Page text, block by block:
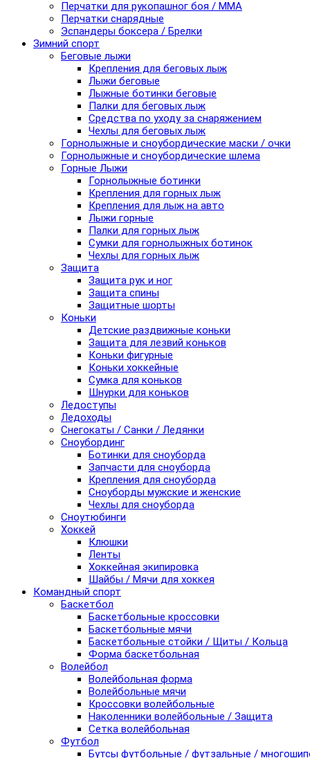
Перчатки для рукопашног боя / ММА
Перчатки снарядные
Эспандеры боксера / Брелки
Зимний спорт
Беговые лыжи
Крепления для беговых лыж
Лыжи беговые
Лыжные ботинки беговые
Палки для беговых лыж
Средства по уходу за снаряжением
Чехлы для беговых лыж
Горнолыжные и сноубордические маски / очки
Горнолыжные и сноубордические шлема
Горные Лыжи
Горнолыжные ботинки
Крепления для горных лыж
Крепления для лыж на авто
Лыжи горные
Палки для горных лыж
Сумки для горнолыжных ботинок
Чехлы для горных лыж
Защита
Защита рук и ног
Защита спины
Защитные шорты
Коньки
Детские раздвижные коньки
Защита для лезвий коньков
Коньки фигурные
Коньки хоккейные
Сумка для коньков
Шнурки для коньков
Ледоступы
Ледоходы
Снегокаты / Санки / Ледянки
Сноубординг
Ботинки для сноуборда
Запчасти для сноуборда
Крепления для сноуборда
Сноуборды мужские и женские
Чехлы для сноуборда
Сноутюбинги
Хоккей
Клюшки
Ленты
Хоккейная экипировка
Шайбы / Мячи для хоккея
Командный спорт
Баскетбол
Баскетбольные кроссовки
Баскетбольные мячи
Баскетбольные стойки / Щиты / Кольца
Форма баскетбольная
Волейбол
Волейбольная форма
Волейбольные мячи
Кроссовки волейбольные
Наколенники волейбольные / Защита
Сетка волейбольная
Футбол
Бутсы футбольные / футзальные /